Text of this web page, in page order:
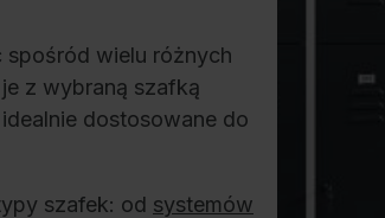
wielu różnych
z wybraną szafką
dostosowane do
szafek: od systemów